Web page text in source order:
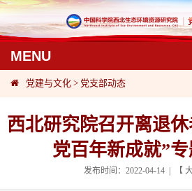
MENU
党建与文化 > 党支部动态
西北研究院召开离退
党百年新成就”
发布时间：2022-04-14 | 【